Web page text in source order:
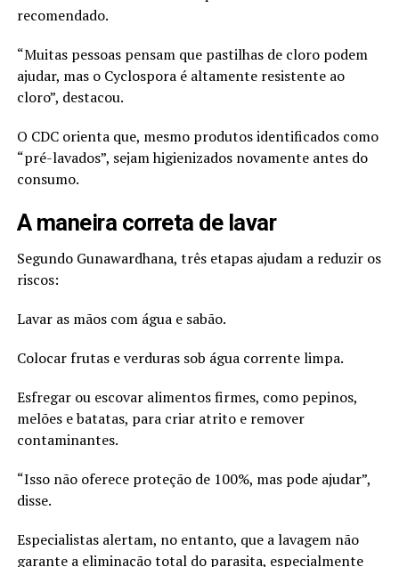
recomendado.
“Muitas pessoas pensam que pastilhas de cloro podem
ajudar, mas o Cyclospora é altamente resistente ao
cloro”, destacou.
O CDC orienta que, mesmo produtos identificados como
“pré-lavados”, sejam higienizados novamente antes do
consumo.
A maneira correta de lavar
Segundo Gunawardhana, três etapas ajudam a reduzir os
riscos:
Lavar as mãos com água e sabão.
Colocar frutas e verduras sob água corrente limpa.
Esfregar ou escovar alimentos firmes, como pepinos,
melões e batatas, para criar atrito e remover
contaminantes.
“Isso não oferece proteção de 100%, mas pode ajudar”,
disse.
Especialistas alertam, no entanto, que a lavagem não
garante a eliminação total do parasita, especialmente